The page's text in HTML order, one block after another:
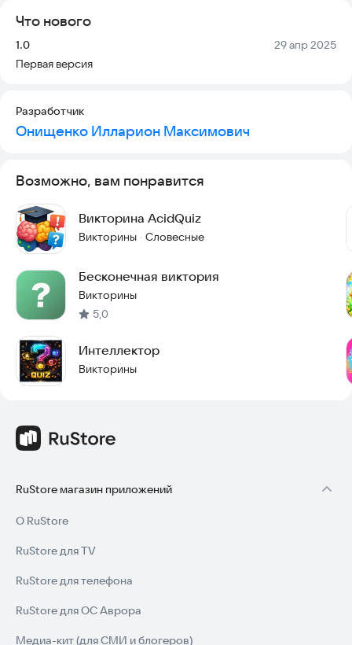
Что нового
Версия:
1.0 Дата:
29 апр 2025
Первая версия
Разработчик
Онищенко Илларион Максимович
Возможно, вам понравится
Викторина AcidQuiz
Викторины · Словесные
Бесконечная виктория
Викторины
5,0
Интеллектор
Викторины
RuStore магазин приложений
О RuStore
RuStore для TV
RuStore для телефона
RuStore для ОС Аврора
Медиа-кит (для СМИ и блогеров)